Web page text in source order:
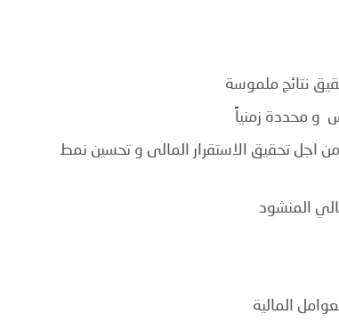
نتائج ملموسة
و محددة زمنياً
من اجل تحقيق الاستقرار المالى و تحسين نمط
المنشود
المالية